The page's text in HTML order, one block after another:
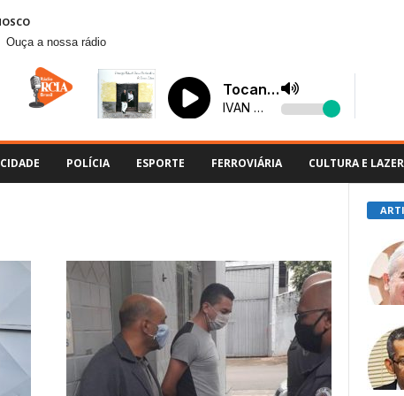
Ouça a nossa rádio
CIDADE POLÍCIA ESPORTE FERROVIÁRIA CULTURA E LAZER